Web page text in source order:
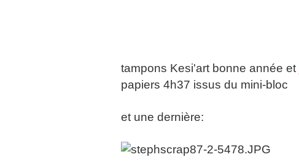
tampons Kesi'art bonne année et
papiers 4h37 issus du mini-bloc
et une dernière: